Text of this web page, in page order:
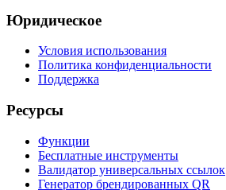
Юридическое
Условия использования
Политика конфиденциальности
Поддержка
Ресурсы
Функции
Бесплатные инструменты
Валидатор универсальных ссылок
Генератор брендированных QR